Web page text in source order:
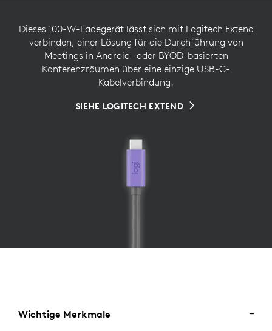
Dieses 100-W-Ladegerät lässt sich mit Logitech Extend
verbinden, einer Lösung für die Durchführung von
Meetings in Android- oder BYOD-basierten
Konferenzräumen über eine einzige USB-C-
Kabelverbindung.
SIEHE LOGITECH EXTEND
Wichtige Merkmale